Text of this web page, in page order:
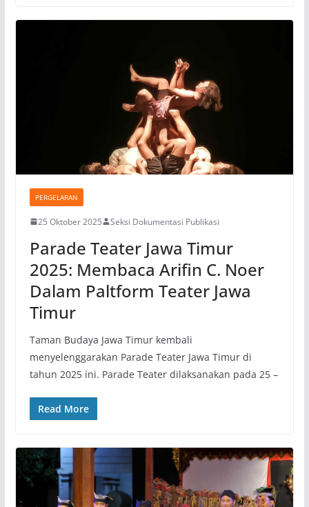
PERGELARAN
25 Oktober 2025 Seksi Dokumentasi Publikasi
Parade Teater Jawa Timur
2025: Membaca Arifin C. Noer
Dalam Paltform Teater Jawa
Timur
Taman Budaya Jawa Timur kembali
menyelenggarakan Parade Teater Jawa Timur di
tahun 2025 ini. Parade Teater dilaksanakan pada 25 –
Read More